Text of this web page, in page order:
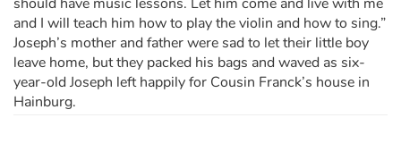
and I will teach him how to play the violin and how to sing.”
Joseph’s mother and father were sad to let their little boy
leave home, but they packed his bags and waved as six-
year-old Joseph left happily for Cousin Franck’s house in
Hainburg.